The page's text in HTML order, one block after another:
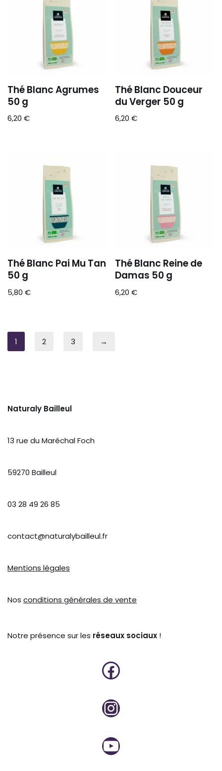
Thé Blanc Agrumes
50 g
6,20 €
Thé Blanc Douceur
du Verger 50 g
6,20€
Thé Blanc Pai Mu Tan
50 g
5,80 €
Thé Blanc Reine de
Damas 50 g
6,20€
1 2 3 →
Naturaly Bailleul
13 rue du Maréchal Foch
59270 Bailleul
03 28 49 26 85
contact@naturalybailleul.fr
Mentions légales
Nos conditions générales de vente
Notre présence sur les réseaux sociaux !